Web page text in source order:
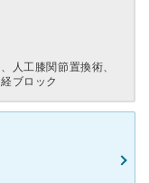
人工膝関節置換術、
ブロック